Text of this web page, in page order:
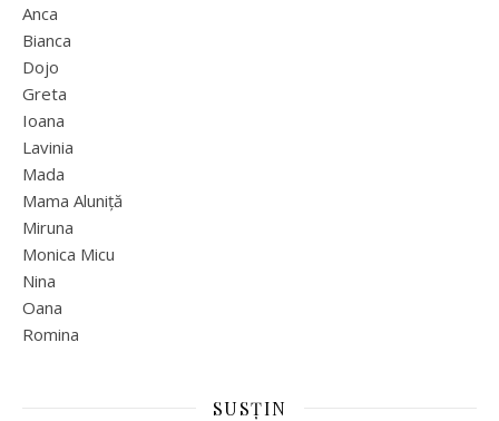
Anca
Bianca
Dojo
Greta
Ioana
Lavinia
Mada
Mama Aluniță
Miruna
Monica Micu
Nina
Oana
Romina
SUSȚIN